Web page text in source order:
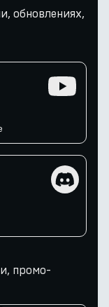
обновлениях,
промо-